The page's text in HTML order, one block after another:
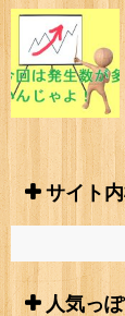
サイト
人気っ